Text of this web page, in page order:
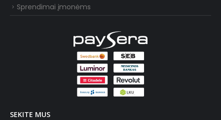
Sprendimai įmonėms
SEKITE MUS